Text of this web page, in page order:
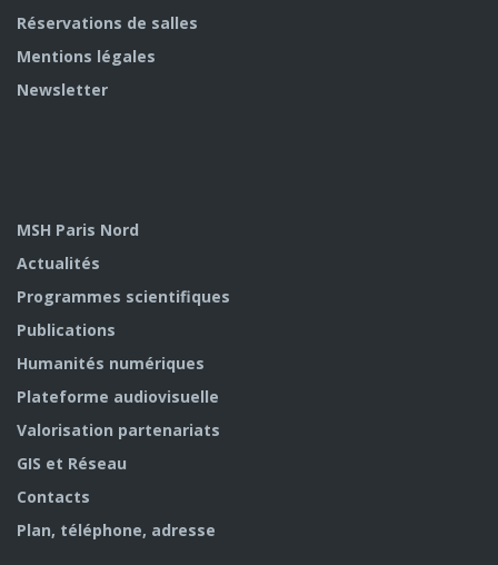
Réservations de salles
Mentions légales
Newsletter
MSH Paris Nord
Actualités
Programmes scientifiques
Publications
Humanités numériques
Plateforme audiovisuelle
Valorisation partenariats
GIS et Réseau
Contacts
Plan, téléphone, adresse